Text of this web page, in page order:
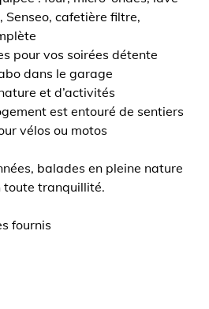
cafetière filtre,
pour vos soirées détente
dans le garage
et d’activités
est entouré de sentiers
vélos ou motos
balades en pleine nature
toute tranquillité.
fournis